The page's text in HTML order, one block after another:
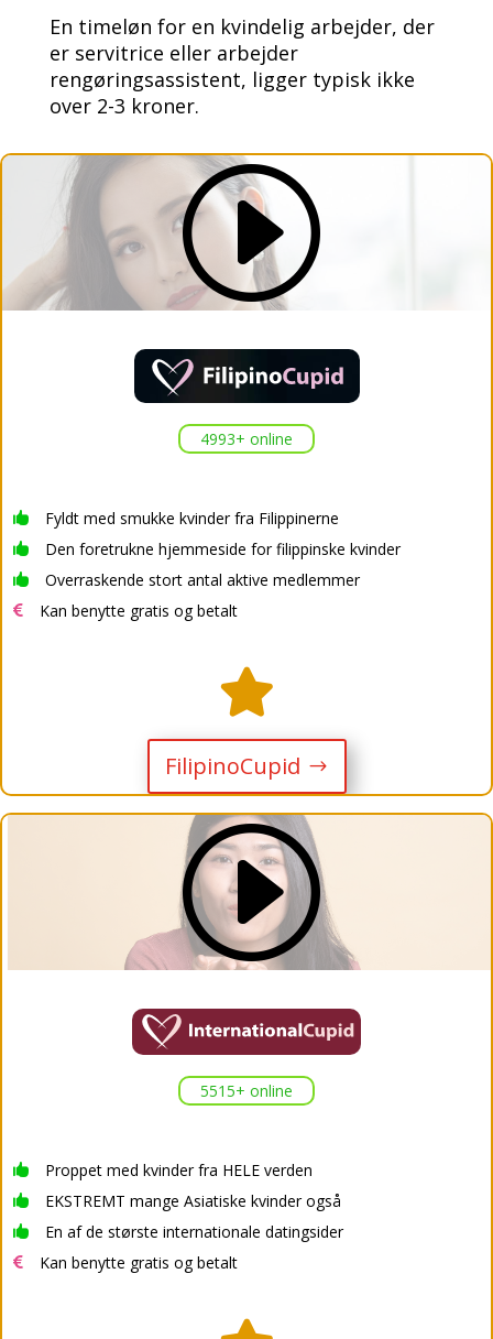
En timeløn for en kvindelig arbejder, der
er servitrice eller arbejder
rengøringsassistent, ligger typisk ikke
over 2-3 kroner.
I
4993+ online
 Fyldt med smukke kvinder fra Filippinerne
 Den foretrukne hjemmeside for filippinske kvinder
 Overraskende stort antal aktive medlemmer
 Kan benytte gratis og betalt

FilipinoCupid
I
5515+ online
 Proppet med kvinder fra HELE verden
 EKSTREMT mange Asiatiske kvinder også
 En af de største internationale datingsider
 Kan benytte gratis og betalt